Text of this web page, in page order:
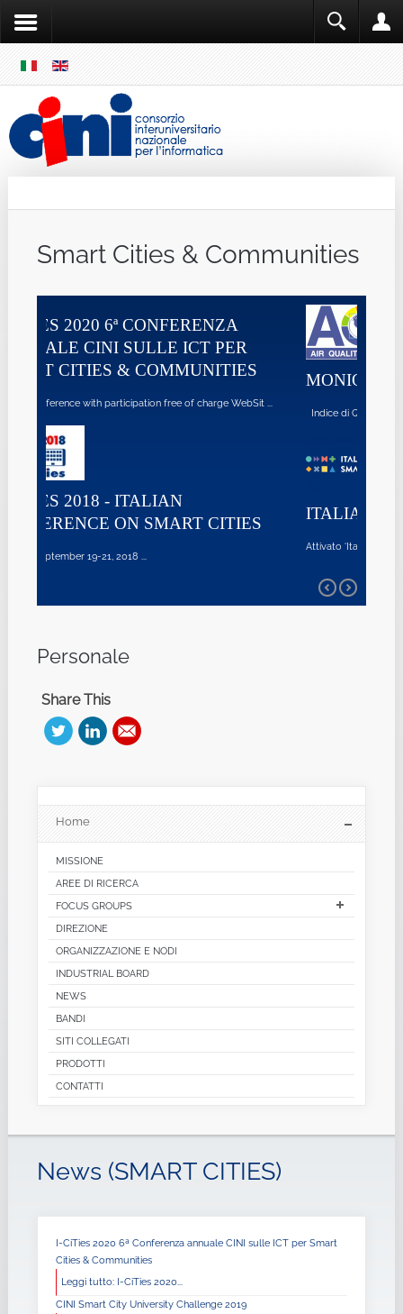
MENU
Smart Cities & Communities
WebSit ...
MONIQA
ITALIAN SMART CITIES
Personale
Share This
Home
MISSIONE
AREE DI RICERCA
FOCUS GROUPS
DIREZIONE
ORGANIZZAZIONE E NODI
INDUSTRIAL BOARD
NEWS
BANDI
SITI COLLEGATI
PRODOTTI
CONTATTI
News (SMART CITIES)
I-CiTies 2020 6ª Conferenza annuale CINI sulle ICT per Smart
Cities & Communities
Leggi tutto: I-CiTies 2020...
CINI Smart City University Challenge 2019